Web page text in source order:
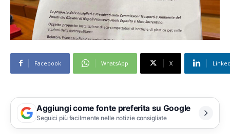
Facebook WhatsApp X
Aggiungi come fonte preferita su Google
Seguici più facilmente nelle notizie consigliate